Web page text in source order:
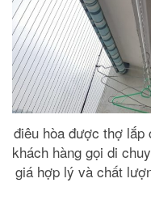
điêu hòa được thợ lắp
khách hàng gọi di
giá hợp lý và chất